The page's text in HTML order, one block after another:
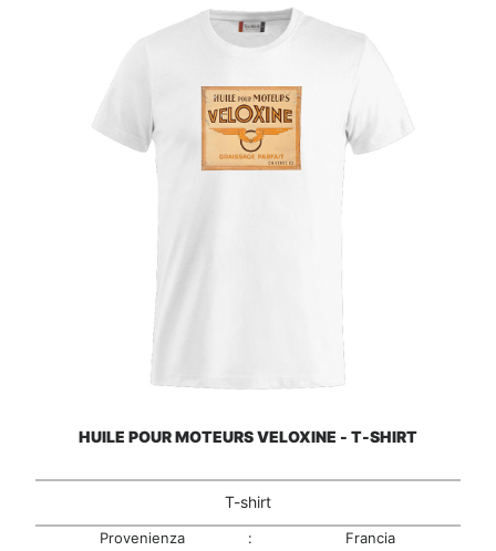
HUILE POUR MOTEURS VELOXINE - T-SHIRT
T-shirt
Provenienza :
Francia